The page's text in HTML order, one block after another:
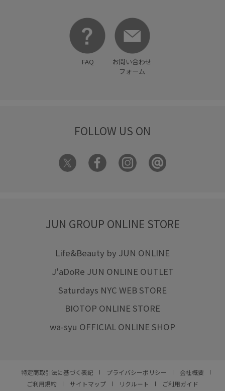
抜け感 汗ばむ季節も快適
清涼感 着回しやすい
速乾性 高級感 高見え
FAQ
お問い合わせ
フォーム
FOLLOW US ON
JUN GROUP ONLINE STORE
Life&Beauty by JUN ONLINE
J'aDoRe JUN ONLINE OUTLET
Saturdays NYC WEB STORE
BIOTOP ONLINE STORE
wa-syu OFFICIAL ONLINE SHOP
特定商取引法に基づく表記 プライバシーポリシー
会社概要
ご利用規約
サイトマップ リクルート ご利用ガイド